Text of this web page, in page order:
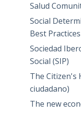
Salud
Social
Best
Sociedad
Social (SIP)
The Citizen's
ciudadano)
The new